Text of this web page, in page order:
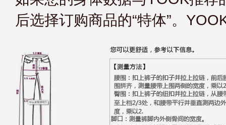
后选择订购商品的“特体”。